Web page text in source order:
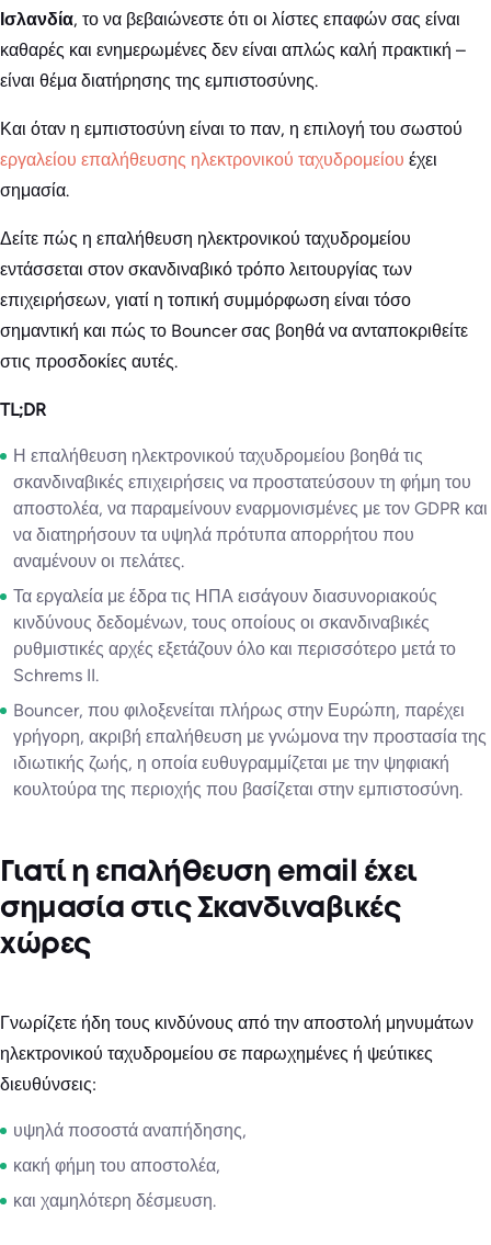
Ισλανδία, το να βεβαιώνεστε ότι οι λίστες επαφών σας είναι
καθαρές και ενημερωμένες δεν είναι απλώς καλή πρακτική –
είναι θέμα διατήρησης της εμπιστοσύνης.
Και όταν η εμπιστοσύνη είναι το παν, η επιλογή του σωστού
εργαλείου επαλήθευσης ηλεκτρονικού ταχυδρομείου έχει
σημασία.
Δείτε πώς η επαλήθευση ηλεκτρονικού ταχυδρομείου
εντάσσεται στον σκανδιναβικό τρόπο λειτουργίας των
επιχειρήσεων, γιατί η τοπική συμμόρφωση είναι τόσο
σημαντική και πώς το Bouncer σας βοηθά να ανταποκριθείτε
στις προσδοκίες αυτές.
TL;DR
Η επαλήθευση ηλεκτρονικού ταχυδρομείου βοηθά τις
σκανδιναβικές επιχειρήσεις να προστατεύσουν τη φήμη του
αποστολέα, να παραμείνουν εναρμονισμένες με τον GDPR και
να διατηρήσουν τα υψηλά πρότυπα απορρήτου που
αναμένουν οι πελάτες.
Τα εργαλεία με έδρα τις ΗΠΑ εισάγουν διασυνοριακούς
κινδύνους δεδομένων, τους οποίους οι σκανδιναβικές
ρυθμιστικές αρχές εξετάζουν όλο και περισσότερο μετά το
Schrems II.
Bouncer, που φιλοξενείται πλήρως στην Ευρώπη, παρέχει
γρήγορη, ακριβή επαλήθευση με γνώμονα την προστασία της
ιδιωτικής ζωής, η οποία ευθυγραμμίζεται με την ψηφιακή
κουλτούρα της περιοχής που βασίζεται στην εμπιστοσύνη.
Γιατί η επαλήθευση email έχει
σημασία στις Σκανδιναβικές
χώρες
Γνωρίζετε ήδη τους κινδύνους από την αποστολή μηνυμάτων
ηλεκτρονικού ταχυδρομείου σε παρωχημένες ή ψεύτικες
διευθύνσεις:
υψηλά ποσοστά αναπήδησης,
κακή φήμη του αποστολέα,
και χαμηλότερη δέσμευση.